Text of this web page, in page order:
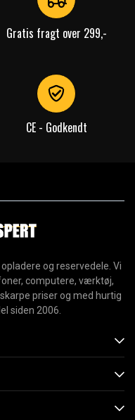
Gratis fragt over 299,-
CE - Godkendt
og reservedele. Vi
computere, værktøj,
priser og med hurtig
siden 2006.